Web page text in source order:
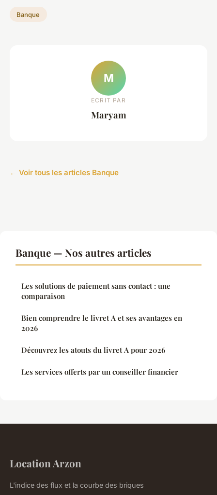
Banque
M
ECRIT PAR
Maryam
← Voir tous les articles Banque
Banque — Nos autres articles
Les solutions de paiement sans contact : une
comparaison
Bien comprendre le livret A et ses avantages en
2026
Découvrez les atouts du livret A pour 2026
Les services offerts par un conseiller financier
Location Arzon
L'indice des flux et la courbe des briques